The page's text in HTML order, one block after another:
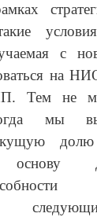
с
на
Тем не
мы
основу